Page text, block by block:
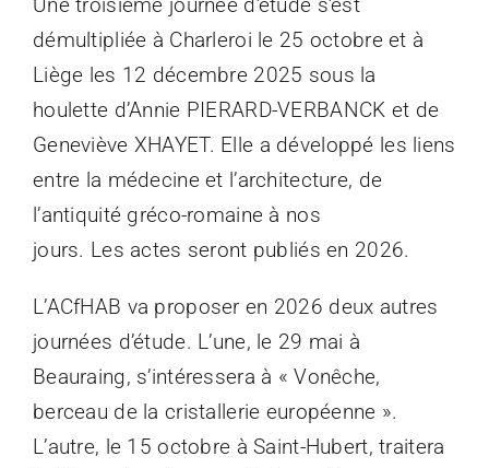
démultipliée à Charleroi le 25 octobre et à
Liège les 12 décembre 2025 sous la
houlette d’Annie PIERARD-VERBANCK et de
Geneviève XHAYET. Elle a développé les liens
entre la médecine et l’architecture, de
l’antiquité gréco-romaine à nos
jours. Les actes seront publiés en 2026.
L’ACfHAB va proposer en 2026 deux autres
journées d’étude. L’une, le 29 mai à
Beauraing, s’intéressera à « Vonêche,
berceau de la cristallerie européenne ».
L’autre, le 15 octobre à Saint-Hubert, traitera